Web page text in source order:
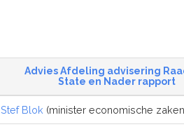
Advies Afdeling advisering
State en Nader rapport
Stef Blok (minister economische